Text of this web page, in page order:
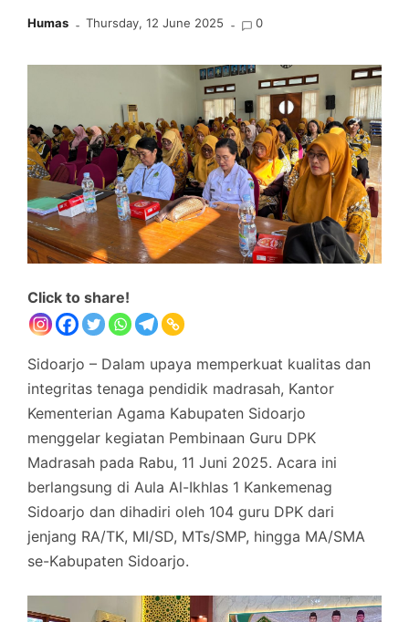
Humas Thursday, 12 June 2025 0
Click to share!
Sidoarjo – Dalam upaya memperkuat kualitas dan
integritas tenaga pendidik madrasah, Kantor
Kementerian Agama Kabupaten Sidoarjo
menggelar kegiatan Pembinaan Guru DPK
Madrasah pada Rabu, 11 Juni 2025. Acara ini
berlangsung di Aula Al-Ikhlas 1 Kankemenag
Sidoarjo dan dihadiri oleh 104 guru DPK dari
jenjang RA/TK, MI/SD, MTs/SMP, hingga MA/SMA
se-Kabupaten Sidoarjo.